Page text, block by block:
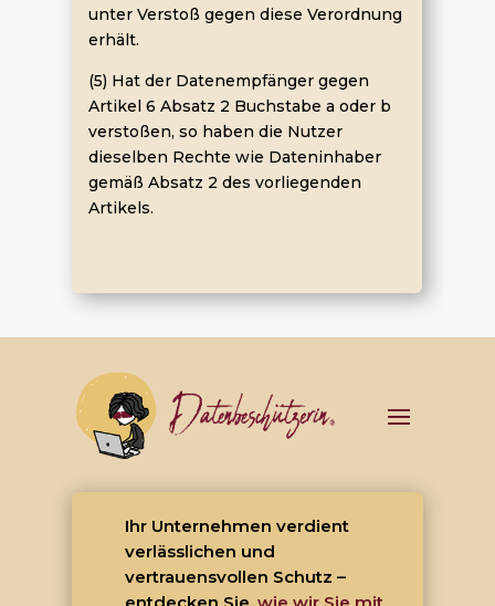
unter Verstoß gegen diese Verordnung
erhält.
(5) Hat der Datenempfänger gegen
Artikel 6 Absatz 2 Buchstabe a oder b
verstoßen, so haben die Nutzer
dieselben Rechte wie Dateninhaber
gemäß Absatz 2 des vorliegenden
Artikels.
Ihr Unternehmen verdient
verlässlichen und
vertrauensvollen Schutz –